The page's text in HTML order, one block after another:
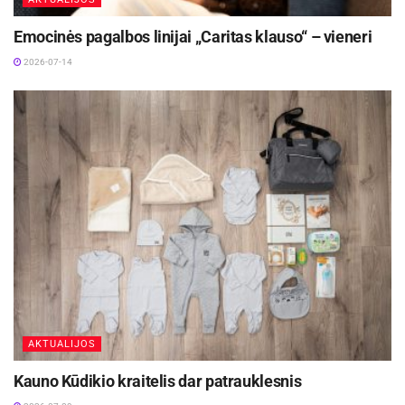
socialiniai, ekonominiai bei aplinkos.
Rūpintis savo psichikos sveikata turi kiekvienas
žmogus. Norint, kad psichikos sveikata būtų
gera, patariama:
Aktualios naujienos
Kauno rajone gimė 600-asis kūdikis – Arnas iš
Noreikiškių
2026-07-22
Zarasų rajono savivaldybė kviečia į „Globalūs
Zarasai“ bendruomenės susitikimą
Emocinės pagalbos linijai „Caritas klauso“ – vieneri
2026-07-14
AKTUALIJOS
Kauno Kūdikio kraitelis dar patrauklesnis